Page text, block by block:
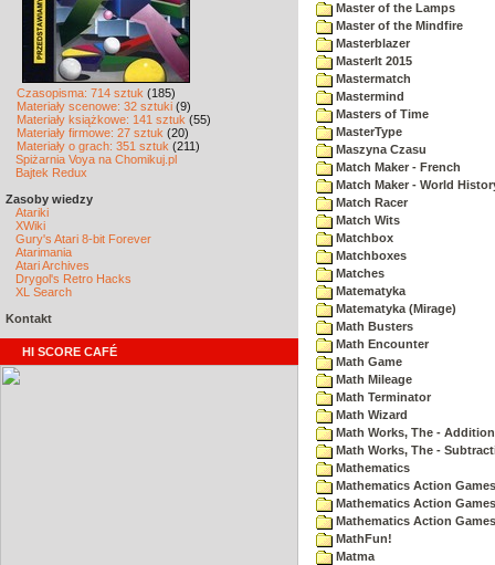
Czasopisma: 714 sztuk (185)
Materiały scenowe: 32 sztuki (9)
Materiały książkowe: 141 sztuk (55)
Materiały firmowe: 27 sztuk (20)
Materiały o grach: 351 sztuk (211)
Spiżarnia Voya na Chomikuj.pl
Bajtek Redux
Zasoby wiedzy
Atariki
XWiki
Gury's Atari 8-bit Forever
Atarimania
Atari Archives
Drygol's Retro Hacks
XL Search
Kontakt
HI SCORE CAFÉ
Master of the Lamps
Master of the Mindfire
Masterblazer
MasterIt 2015
Mastermatch
Mastermind
Masters of Time
MasterType
Maszyna Czasu
Match Maker - French
Match Maker - World
Match Racer
Match Wits
Matchbox
Matchboxes
Matches
Matematyka
Matematyka (Mirage)
Math Busters
Math Encounter
Math Game
Math Mileage
Math Terminator
Math Wizard
Math Works, The - Addition
Math Works, The -
Mathematics
Mathematics Action
Mathematics Action
Mathematics Action
MathFun!
Matma